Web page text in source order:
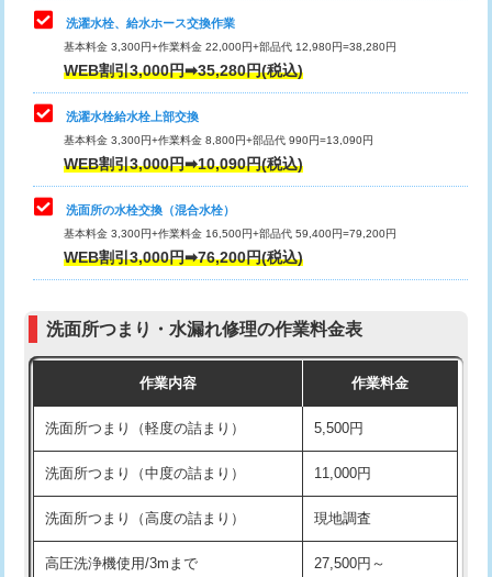
業）
排水管工事（排水管工事/3ｍまで） 55,000円
排水管工事（追加 排水管工事/3ｍ超
え）
マス交換（土の掘削・埋め戻し作業）
マス交換（深さ50㎝未満）
マス交換（深さ50㎝以上）
モルタル補修（厚さ10㎝まで） 27,500円
モルタル補修（厚さ10㎝超え） 38,500円
洗面台設置 38,500円
バスタブ設置 現場見積
キッチンタンク脱着
その他部品の脱着
交換・取付（タンク）
交換・取付(単水栓（壁付・デッキ
式）)
交換・取付(混合水栓（壁付・デッキ
式・ワンホール）)
16,500円+材料費
（P/S/ポップアップ））
交換・取付（その他部品） 11,000円+材料費
持込商品取付（単水栓） 13,200円
持込商品取付（混合水栓） 16,500円
持込商品取付（浄水器・分岐水栓） 16,500円
給水管工事※（ホール加工) 16,500円
洗濯水栓、給水ホース交換作業
基本料金 3,300円+作業料金 22,000円+部品代 12,980円=38,280円
WEB割引3,000円➡35,280円(税込)
洗濯水栓給水栓上部交換
基本料金 3,300円+作業料金 8,800円+部品代 990円=13,090円
WEB割引3,000円➡10,090円(税込)
洗面所の水栓交換（混合水栓）
基本料金 3,300円+作業料金 16,500円+部品代 59,400円=79,200円
WEB割引3,000円➡76,200円(税込)
洗面所つまり・水漏れ修理の作業料金表
作業内容 作業料金
洗面所つまり（軽度の詰まり） 5,500円
洗面所つまり（中度の詰まり） 11,000円
洗面所つまり（高度の詰まり） 現地調査
高圧洗浄機使用/3mまで
27,500円～